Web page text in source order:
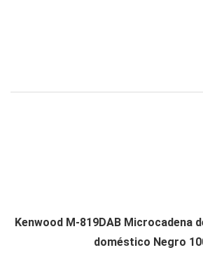
Kenwood M-819DAB Microcadena
doméstico Negro